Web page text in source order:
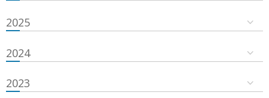
2025
2024
2023